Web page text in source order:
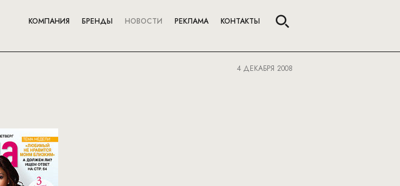
КОМПАНИЯ БРЕНДЫ НОВОСТИ РЕКЛАМА КОНТАКТЫ
4 ДЕКАБРЯ 2008